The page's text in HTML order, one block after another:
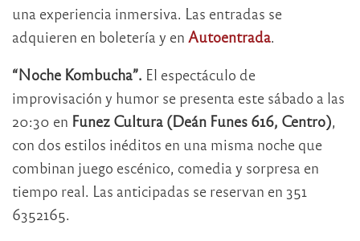
una experiencia inmersiva. Las entradas se
adquieren en boletería y en Autoentrada.
“Noche Kombucha”. El espectáculo de
improvisación y humor se presenta este sábado a las
20:30 en Funez Cultura (Deán Funes 616, Centro),
con dos estilos inéditos en una misma noche que
combinan juego escénico, comedia y sorpresa en
tiempo real. Las anticipadas se reservan en 351
6352165.